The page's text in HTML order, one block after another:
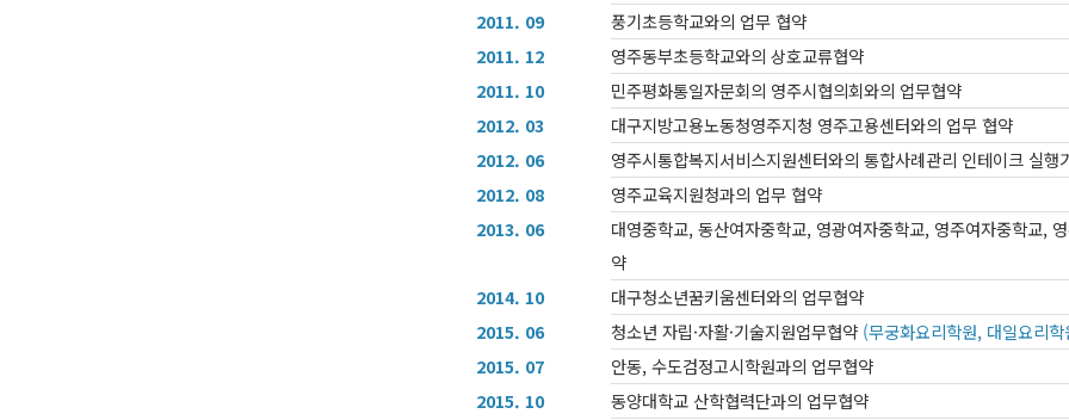
2011. 09
풍기초등학교와의 업무 협약
2011. 12
영주동부초등학교와의 상호교류협약
2011. 10
민주평화통일자문회의 영주시협의회와의 업무협약
2012. 03
대구지방고용노동청영주지청 영주고용센터와의 업무 협약
2012. 06
영주시통합복지서비스지원센터와의 통합사례관리 인테이크 실행
2012. 08
영주교육지원청과의 업무 협약
2013. 06
대영중학교, 동산여자중학교, 영광여자중학교, 영주여자중학교,
약
2014. 10
대구청소년꿈키움센터와의 업무협약
2015. 06
청소년 자립·자활·기술지원업무협약 (무궁화요리학원, 대일요리
2015. 07
안동, 수도검정고시학원과의 업무협약
2015. 10
동양대학교 산학협력단과의 업무협약